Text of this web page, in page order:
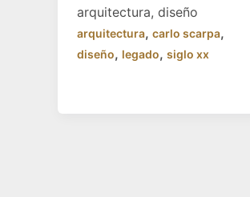
arquitectura, diseño
arquitectura, carlo scarpa,
diseño, legado, siglo xx